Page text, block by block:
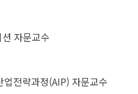
자문교수
업전략과정(AIP) 자문교수